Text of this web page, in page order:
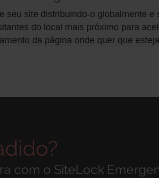
seu site distribuindo-o globalmente e
do local mais próximo para
da página onde quer que
com o SiteLock